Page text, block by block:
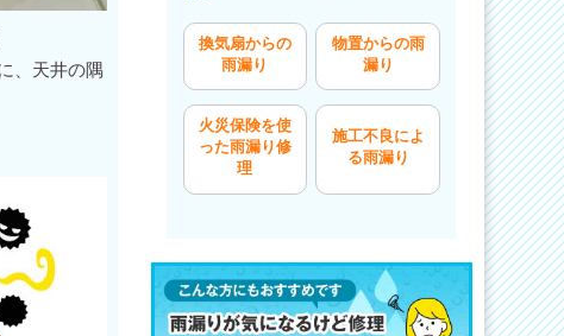
、天井の隅
換気扇からの
雨漏り
物置からの雨
漏り
火災保険を使
った雨漏り修
理
施工不良によ
る雨漏り